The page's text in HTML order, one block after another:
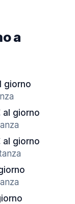
a
giorno
al giorno
al giorno